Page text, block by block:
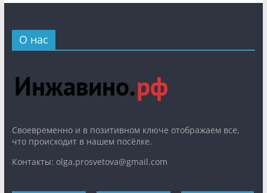
О нас
Cвоевременно и в позитивном ключе отображаем все,
что происходит в нашем посёлке.
Контакты: olga.prosvetova@gmail.com